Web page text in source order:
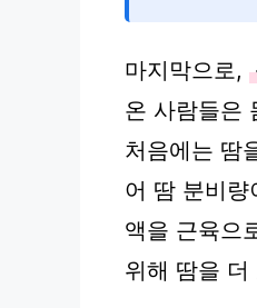
마지막으로,
온 사람들은
처음에는 땀
어 땀 분비
액을 근육으
위해 땀을 더